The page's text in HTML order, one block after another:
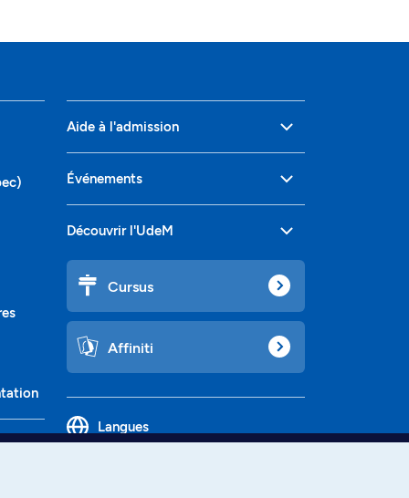
Aide à l'admission
Événements
Découvrir l'UdeM
Cursus
Affiniti
Langues